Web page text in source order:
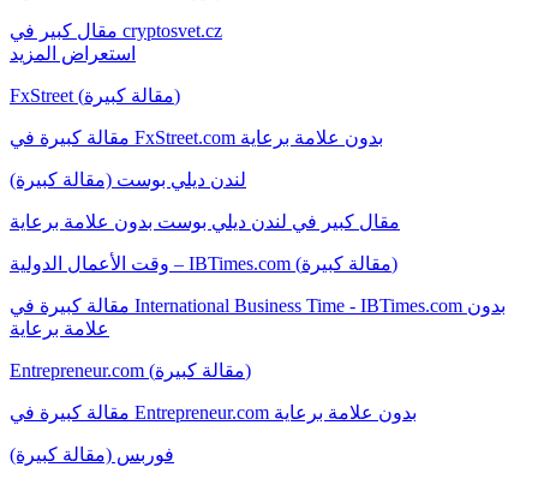
مقال كبير في cryptosvet.cz
استعراض المزيد
FxStreet (مقالة كبيرة)
مقالة كبيرة في FxStreet.com بدون علامة برعاية
لندن ديلي بوست (مقالة كبيرة)
مقال كبير في لندن ديلي بوست بدون علامة برعاية
وقت الأعمال الدولية – IBTimes.com (مقالة كبيرة)
مقالة كبيرة في International Business Time - IBTimes.com بدون
علامة برعاية
Entrepreneur.com (مقالة كبيرة)
مقالة كبيرة في Entrepreneur.com بدون علامة برعاية
فوربس (مقالة كبيرة)